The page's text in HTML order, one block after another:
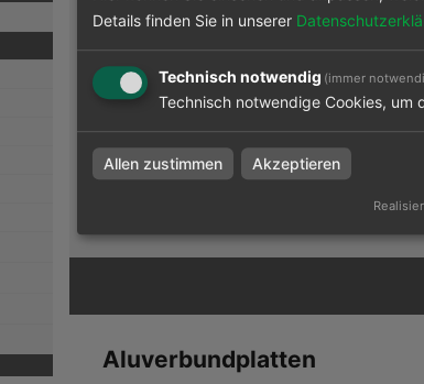
Aluverbundplatte 3 mm
Aluverbundplatten
Details finden Sie in unserer
Technisch notwendig (immer
Technisch notwendige Cookies, um
Allen zustimmen Akzeptieren